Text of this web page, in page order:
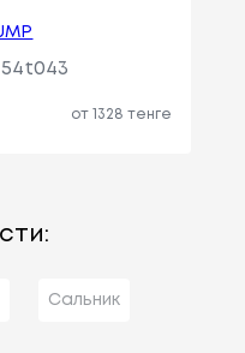
от 1328 тенге
Сальник